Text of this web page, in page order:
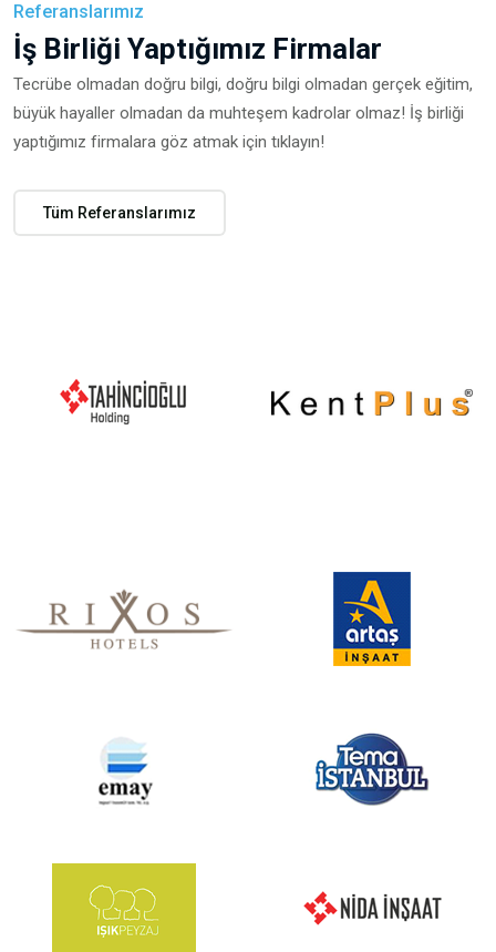
Referanslarımız
İş Birliği Yaptığımız Firmalar
Tecrübe olmadan doğru bilgi, doğru bilgi olmadan gerçek eğitim,
büyük hayaller olmadan da muhteşem kadrolar olmaz! İş birliği
yaptığımız firmalara göz atmak için tıklayın!
Tüm Referanslarımız